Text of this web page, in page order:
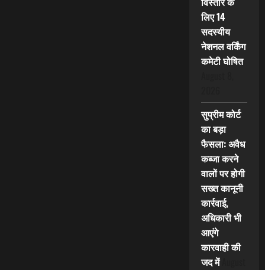
लिए 14
सदस्यीय
नेशनल वर्किंग
कमेटी घोषित
सुप्रीम कोर्ट
का बड़ा
फैसला: अवैध
कब्जा करने
वालों पर होगी
सख्त कानूनी
कार्रवाई,
अधिकारी भी
आएंगे
कारवाही की
जद में